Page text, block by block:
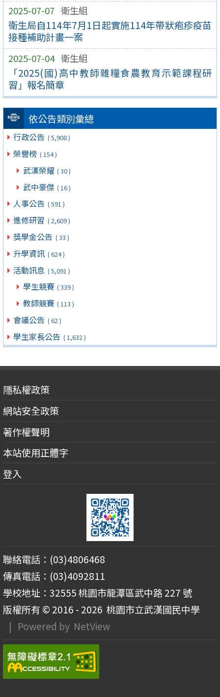
2025-07-07 衛生組
衛生局自114年7月1日起實施114年帶狀疱疹疫苗
接種補助計畫一案
2025-07-04 衛生組
「2025(國)高中教師雜糧食農教育示範課程研
習」報名簡章
依公告類別彙總
行政公告 ( 5,908 )
榮譽榜 ( 154 )
武漢榮耀 ( 30 )
武中豪傑 ( 16 )
人事公告 ( 591 )
進修研習 ( 2,609 )
獎學金公告 ( 33 )
升學資訊 ( 624 )
活動訊息 ( 5,091 )
學生競賽 ( 339 )
教師競賽 ( 113 )
會議公告 ( 62 )
學生家長公告 ( 1,632 )
隱私權政策
網站安全政策
著作權聲明
本站使用正體字
登入
聯絡電話：(03)4806468
傳真電話：(03)4092811
學校地址：32555 桃園市龍潭區武中路 227 號
版權所有 © 2016 - 2026 桃園市立武漢國民中學
| Powered by NetView